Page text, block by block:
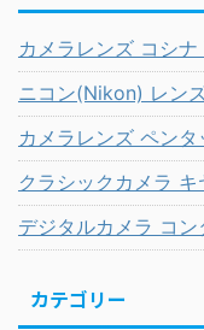
カメラレンズ コシ
ニコン(Nikon) レン
カメラレンズ ペン
クラシックカメラ
デジタルカメラ コ
カテゴリー